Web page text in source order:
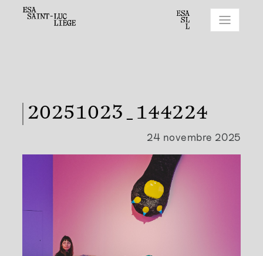
20251023_144224
24 novembre 2025